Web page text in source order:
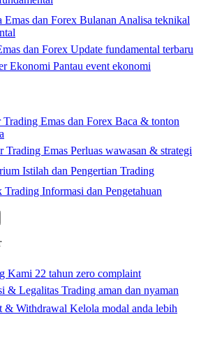
Emas dan Forex Bulanan Analisa teknikal
dan Forex Update fundamental terbaru
Ekonomi Pantau event ekonomi
Trading Emas dan Forex Baca & tonton
Trading Emas Perluas wawasan & strategi
Istilah dan Pengertian Trading
Trading Informasi dan Pengetahuan
Kami 22 tahun zero complaint
& Legalitas Trading aman dan nyaman
& Withdrawal Kelola modal anda lebih